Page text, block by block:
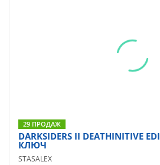
29 ПРОДАЖ
DARKSIDERS II DEATHINITIVE
КЛЮЧ
STASALEX